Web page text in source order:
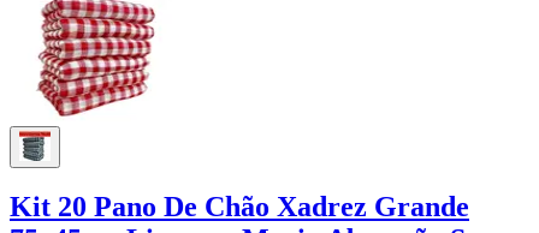
Kit 20 Pano De Chão Xadrez Grande